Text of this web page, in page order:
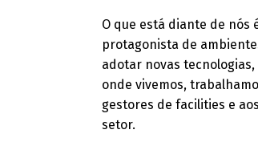
O que está diante de nós
protagonista de
adotar novas
onde vivemos,
gestores de facilities e
setor.